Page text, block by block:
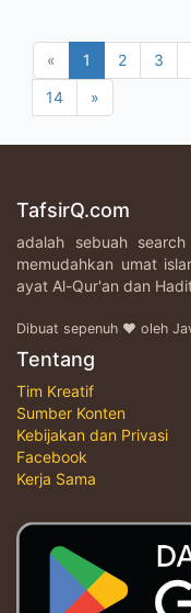
« 1 2 3
14
»
TafsirQ.com
adalah sebuah
memudahkan umat
ayat Al-Qur'an dan
Dibuat sepenuh ♥ oleh
Tentang
Tim Kreatif
Sumber Konten
Kebijakan dan Privasi
Facebook
Kerja Sama